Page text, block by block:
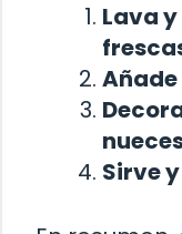
Lava
Sirve